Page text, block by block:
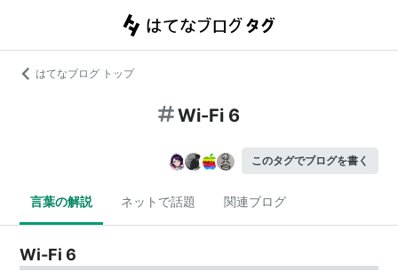
はてなブログ トップ
Wi-Fi 6
このタグでブログを書く
言葉の解説 ネットで話題 関連ブログ
Wi-Fi 6